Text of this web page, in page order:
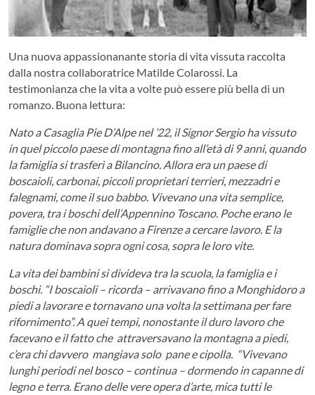
Una nuova appassionanante storia di vita vissuta raccolta
dalla nostra collaboratrice Matilde Colarossi. La
testimonianza che la vita a volte può essere più bella di un
romanzo. Buona lettura:
Nato a Casaglia Pie D’Alpe nel ’22, il Signor Sergio ha vissuto
in quel piccolo paese di montagna fino all’età di 9 anni, quando
la famiglia si trasferì a Bilancino. Allora era un paese di
boscaioli, carbonai, piccoli proprietari terrieri, mezzadri e
falegnami, come il suo babbo. Vivevano una vita semplice,
povera, tra i boschi dell’Appennino Toscano. Poche erano le
famiglie che non andavano a Firenze a cercare lavoro. E la
natura dominava sopra ogni cosa, sopra le loro vite.
La vita dei bambini si divideva tra la scuola, la famiglia e i
boschi. “I boscaioli – ricorda – arrivavano fino a Monghidoro a
piedi a lavorare e tornavano una volta la settimana per fare
rifornimento”. A quei tempi, nonostante il duro lavoro che
facevano e il fatto che attraversavano la montagna a piedi,
c’era chi davvero mangiava solo pane e cipolla. “Vivevano
lunghi periodi nel bosco – continua – dormendo in capanne di
legno e terra. Erano delle vere opera d’arte, mica tutti le